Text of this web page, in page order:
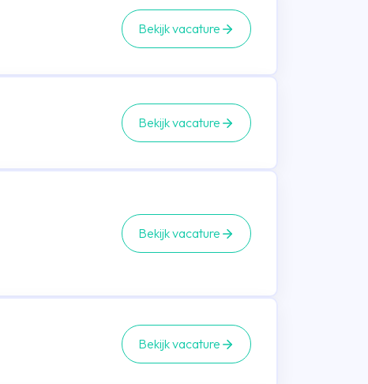
Bekijk vacature
Bekijk vacature
Bekijk vacature
Bekijk vacature